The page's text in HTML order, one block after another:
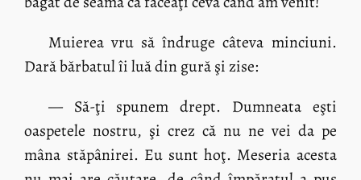
Muierea vru să îndruge câteva minciuni.
Dară bărbatul îi luă din gură şi zise:
— Să-ţi spunem drept. Dumneata eşti
oaspetele nostru, şi crez că nu ne vei da pe
mâna stăpânirei. Eu sunt hoţ. Meseria acesta